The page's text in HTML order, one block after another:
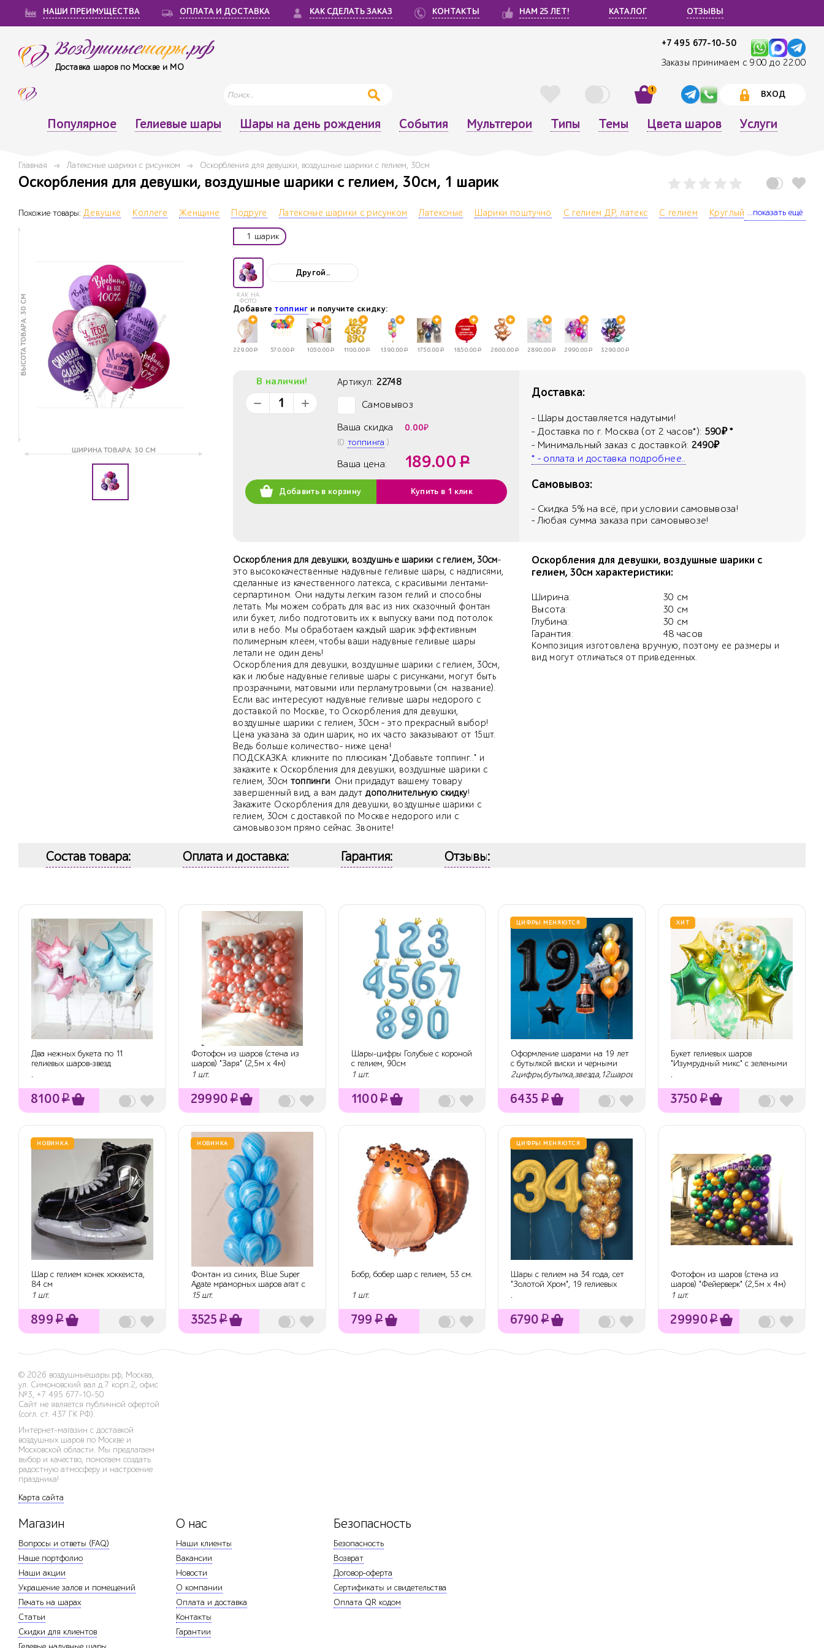
НАШИ ПРЕИМУЩЕСТВА ОПЛАТА И ДОСТАВКА КАК СДЕЛАТЬ ЗАКАЗ КОНТАКТЫ НАМ 25 ЛЕТ! КАТАЛОГ ОТЗЫВЫ
Воздушныешары.рф
Доставка шаров по Москве и МО
+7 495 677-10-50
Заказы принимаем с 9:00 до 22:00
1
ВХОД
Популярное Гелиевые шары Шары на день рождения События Мультгерои Типы Темы Цвета шаров Услуги
Главная Латексные шарики с рисунком Оскорбления для девушки, воздушные шарики с гелием, 30см
Оскорбления для девушки, воздушные шарики с гелием, 30см, 1 шарик
...показать ещё
Похожие товары: Девушке Коллеге Женщине Подруге Латексные шарики с рисунком Латексные Шарики поштучно С гелием ДР, латекс С гелием Круглый Латексный
ВЫСОТА ТОВАРА: 30 СМ
ШИРИНА ТОВАРА: 30 СМ
1 шарик
КАК НА
ФОТО
Другой..
Добавьтетоппинг и получите скидку:
229.00Р 570.00Р 1050.00Р 1100.00Р 1390.00Р 1750.00Р 1850.00Р 2600.00Р 2890.00Р 2990.00Р 3290.00Р
В наличии! Артикул: 22748
Самовывоз
Ваша скидка 0.00₽
(0 топпинга )
Ваша цена: 189.00 Р
Добавить в корзину Купить в 1 клик
Доставка:
- Шары доставляется надутыми!
- Доставка по г. Москва (от 2 часов*): 590₽ *
- Минимальный заказ с доставкой: 2490₽
* - оплата и доставка подробнее..
Самовывоз:
- Скидка 5% на всё, при условии самовывоза!
- Любая сумма заказа при самовывозе!
Оскорбления для девушки, воздушные шарики с гелием, 30см-
это высококачественные надувные геливые шары, с надписями,
сделанные из качественного латекса, с красивыми лентами-
серпартином. Они надуты легким газом гелий и способны
летать. Мы можем собрать для вас из них сказочный фонтан
или букет, либо подготовить их к выпуску вами под потолок
или в небо. Мы обработаем каждый шарик эффективным
полимерным клеем, чтобы ваши надувные геливые шары
летали не один день!
Оскорбления для девушки, воздушные шарики с гелием, 30см,
как и любые надувные геливые шары с рисунками, могут быть
прозрачными, матовыми или перламутровыми (см. название).
Если вас интересуют надувные геливые шары недорого с
доставкой по Москве, то Оскорбления для девушки,
воздушные шарики с гелием, 30см - это прекрасный выбор!
Цена указана за один шарик, но их часто заказывают от 15шт.
Ведь больше количество- ниже цена!
ПОДСКАЗКА: кликните по плюсикам "Добавьте топпинг.." и
закажите к Оскорбления для девушки, воздушные шарики с
гелием, 30см топпинги. Они придадут вашему товару
завершенный вид, а вам дадутдополнительную скидку!
Закажите Оскорбления для девушки, воздушные шарики с
гелием, 30см с доставкой по Москве недорого или с
самовывозом прямо сейчас. Звоните!
Оскорбления для девушки, воздушные шарики с
гелием, 30см характеристики:
Ширина:
Высота:
Глубина:
Гарантия:
30 см
30 см
30 см
48 часов
Композиция изготовлена вручную, поэтому ее размеры и
вид могут отличаться от приведенных.
Состав товара: Оплата и доставка: Гарантия: Отзывы:
Два нежных букета по 11
гелиевых шаров-звезд
.
8100₽
Фотофон из шаров (стена из
шаров) "Заря" (2,5м х 4м)
1 шт.
29990₽
Шары-цифры Голубые с короной
с гелием, 90см
1 шт.
1100₽
ЦИФРЫ МЕНЯЮТСЯ
Оформление шарами на 19 лет
с бутылкой виски и черными
цифрами...
2цифры,бутылка,звезда,12шаров
6435 ₽
ХИТ
Букет гелиевых шаров
"Изумрудный микс" с зелеными
.
3750₽
НОВИНКА
Шар с гелием конек хоккеиста,
84 см
1 шт.
899 ₽
НОВИНКА
Фонтан из синих, Blue Super
Agate мраморных шаров агат с
гелием
15 шт.
3525 ₽
Бобр, бобер шар с гелием, 53 см.
1 шт.
799 ₽
ЦИФРЫ МЕНЯЮТСЯ
Шары с гелием на 34 года, сет
"Золотой Хром", 19 гелиевых
.
6790₽
Фотофон из шаров (стена из
шаров) "Фейерверк" (2,5м х 4м)
1 шт.
29990₽
© 2026 воздушныешары.рф, Москва,
ул. Симоновский вал д.7 корп.2, офис
№3, +7 495 677-10-50
Сайт не является публичной офертой
(согл. ст. 437 ГК РФ).
Интернет-магазин с доставкой
воздушных шаров по Москве и
Московской области. Мы предлагаем
выбор и качество, помогаем создать
радостную атмосферу и настроение
праздника!
Карта сайта
Магазин
Вопросы и ответы (FAQ)
Наше портфолио
Наши акции
Украшение залов и помещений
Печать на шарах
Статьи
Скидки для клиентов
О нас
Наши клиенты
Вакансии
Новости
О компании
Оплата и доставка
Контакты
Гарантии
Безопасность
Безопасность
Возврат
Договор-оферта
Сертификаты и свидетельства
Оплата QR кодом